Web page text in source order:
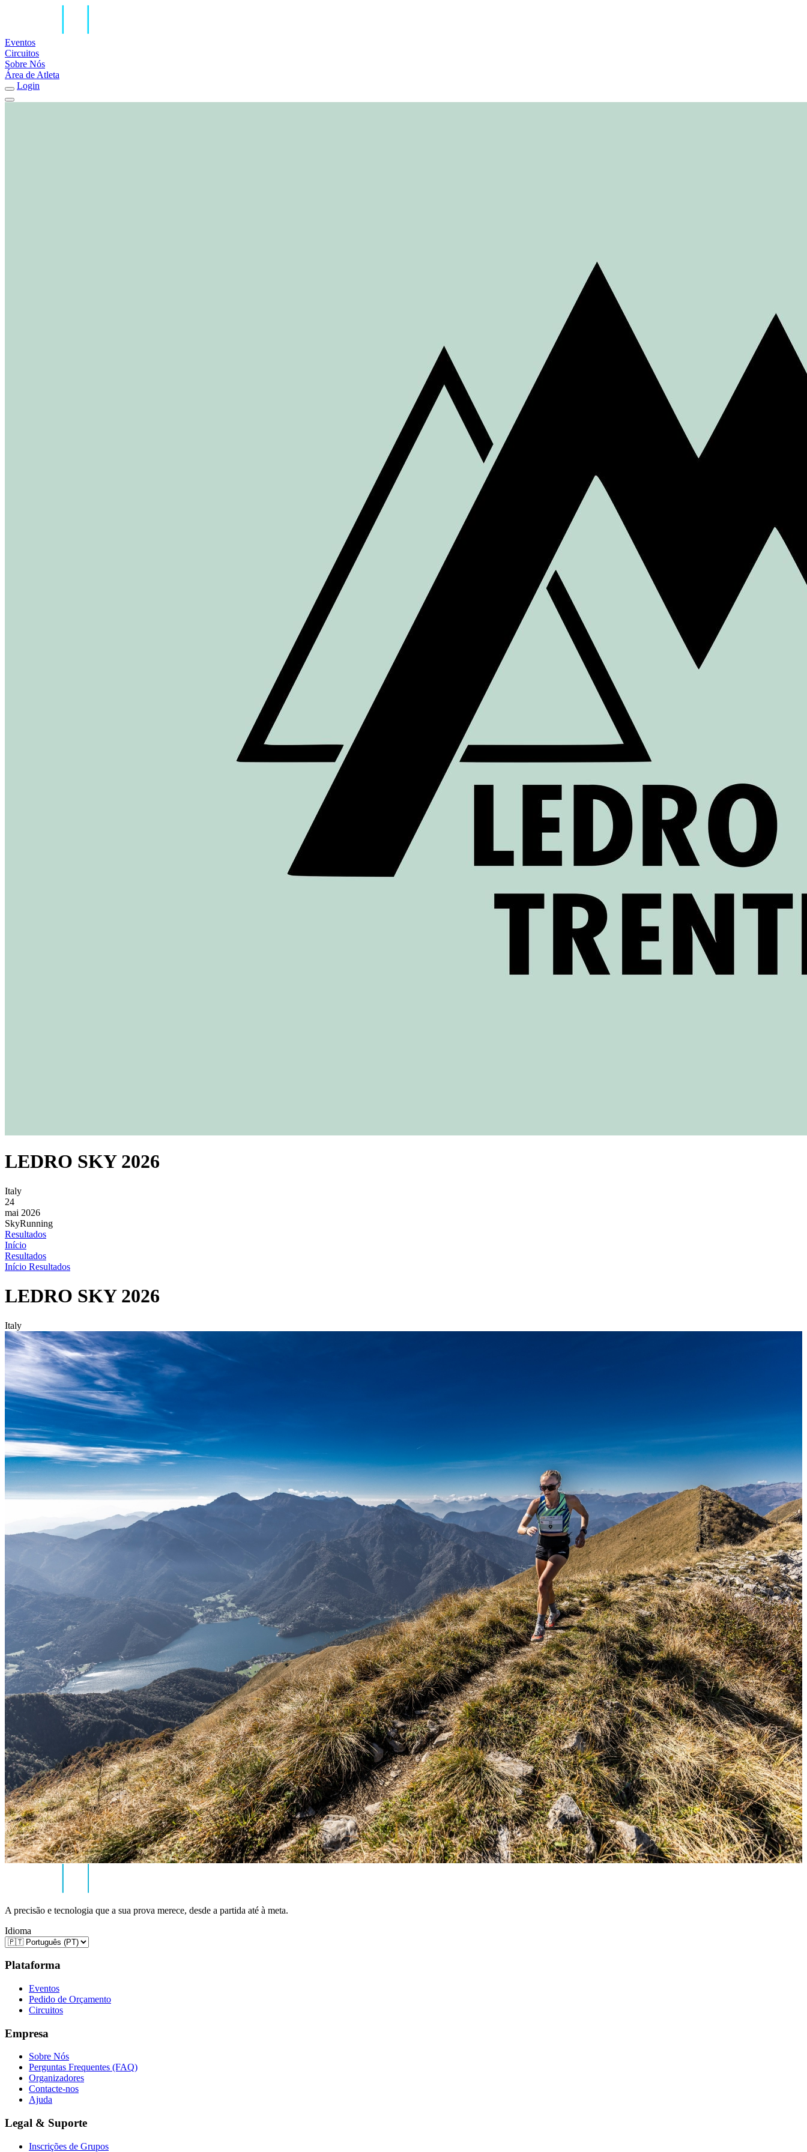
Eventos
Circuitos
Sobre Nós
Área de Atleta
Login
LEDRO SKY 2026
Italy
24
mai 2026
SkyRunning
Resultados
Início
Resultados
Início Resultados
LEDRO SKY 2026
Italy
A precisão e tecnologia que a sua prova merece, desde a partida até à meta.
Idioma
Plataforma
Eventos
Pedido de Orçamento
Circuitos
Empresa
Sobre Nós
Perguntas Frequentes (FAQ)
Organizadores
Contacte-nos
Ajuda
Legal & Suporte
Inscrições de Grupos